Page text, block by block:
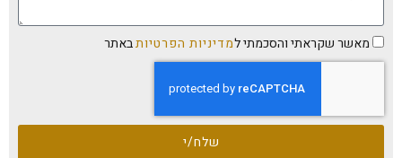
מאשר שקראתי והסכמתי למדיניות הפרטיותבאתר
שלח/י